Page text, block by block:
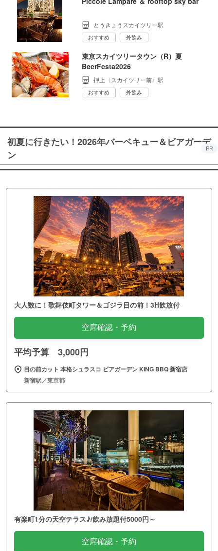
とうきょうスカイツリー駅
おすすめ 外飲み
東京スカイツリータウン（R）夏
BeerFesta2026
押上〈スカイツリー前〉駅
おすすめ 外飲み
初夏に行きたい！2026年バーベキュー＆ビアガーデ
ン
PR
大人数に！歌舞伎町タワー＆ゴジラ目の前！3H飲放付
空席確認・予約
平均予算 3,000円
目の前カット 本格シュラスコ ビアガーデン KING BBQ 新宿店
新宿駅／東京都
有楽町1分の天空テラス♪/飲み放題付5000円～
空席確認・予約